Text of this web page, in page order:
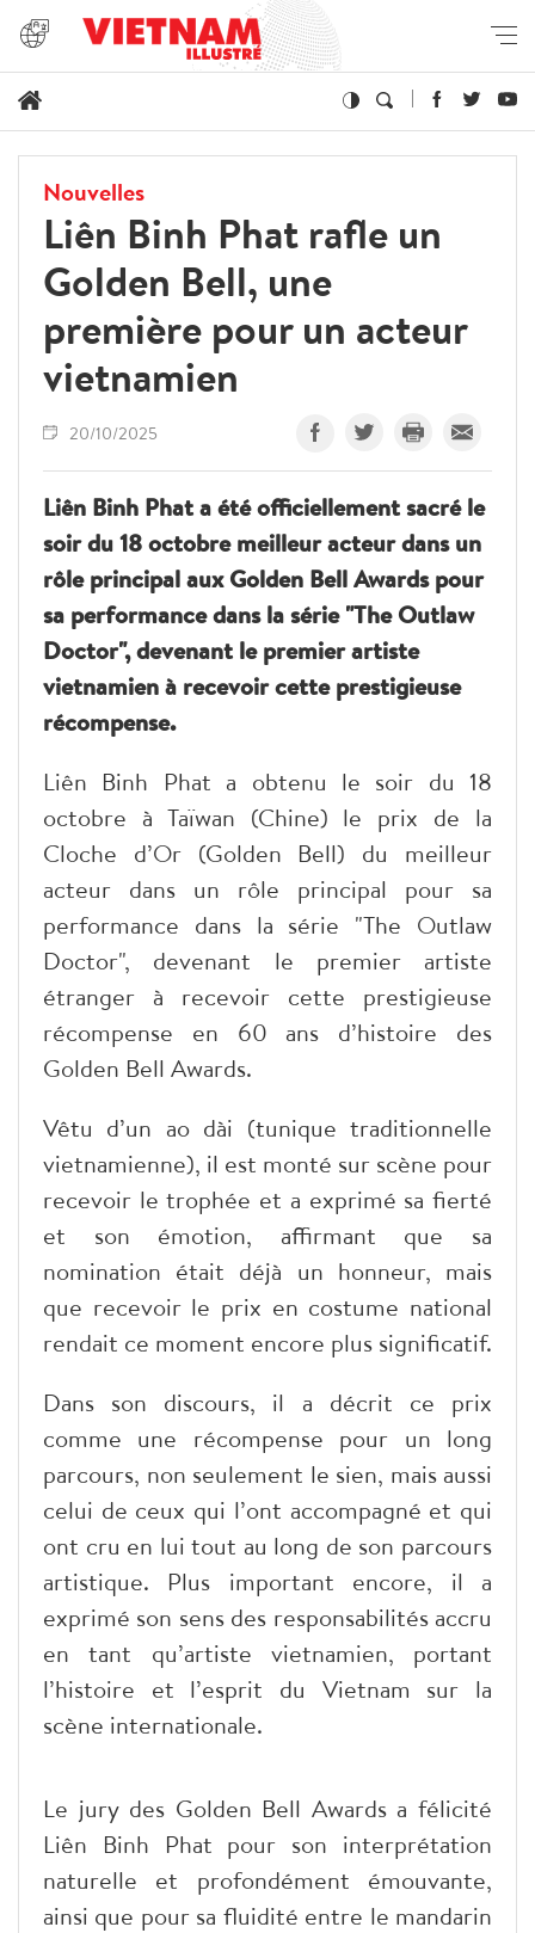
Nouvelles
Liên Binh Phat rafle un
Golden Bell, une
première pour un acteur
vietnamien
20/10/2025
Liên Binh Phat a été officiellement sacré le
soir du 18 octobre meilleur acteur dans un
rôle principal aux Golden Bell Awards pour
sa performance dans la série "The Outlaw
Doctor", devenant le premier artiste
vietnamien à recevoir cette prestigieuse
récompense.
Liên Binh Phat a obtenu le soir du 18
octobre à Taïwan (Chine) le prix de la
Cloche d’Or (Golden Bell) du meilleur
acteur dans un rôle principal pour sa
performance dans la série "The Outlaw
Doctor", devenant le premier artiste
étranger à recevoir cette prestigieuse
récompense en 60 ans d’histoire des
Golden Bell Awards.
Vêtu d’un ao dài (tunique traditionnelle
vietnamienne), il est monté sur scène pour
recevoir le trophée et a exprimé sa fierté
et son émotion, affirmant que sa
nomination était déjà un honneur, mais
que recevoir le prix en costume national
rendait ce moment encore plus significatif.
Dans son discours, il a décrit ce prix
comme une récompense pour un long
parcours, non seulement le sien, mais aussi
celui de ceux qui l’ont accompagné et qui
ont cru en lui tout au long de son parcours
artistique. Plus important encore, il a
exprimé son sens des responsabilités accru
en tant qu’artiste vietnamien, portant
l’histoire et l’esprit du Vietnam sur la
scène internationale.
Le jury des Golden Bell Awards a félicité
Liên Binh Phat pour son interprétation
naturelle et profondément émouvante,
ainsi que pour sa fluidité entre le mandarin